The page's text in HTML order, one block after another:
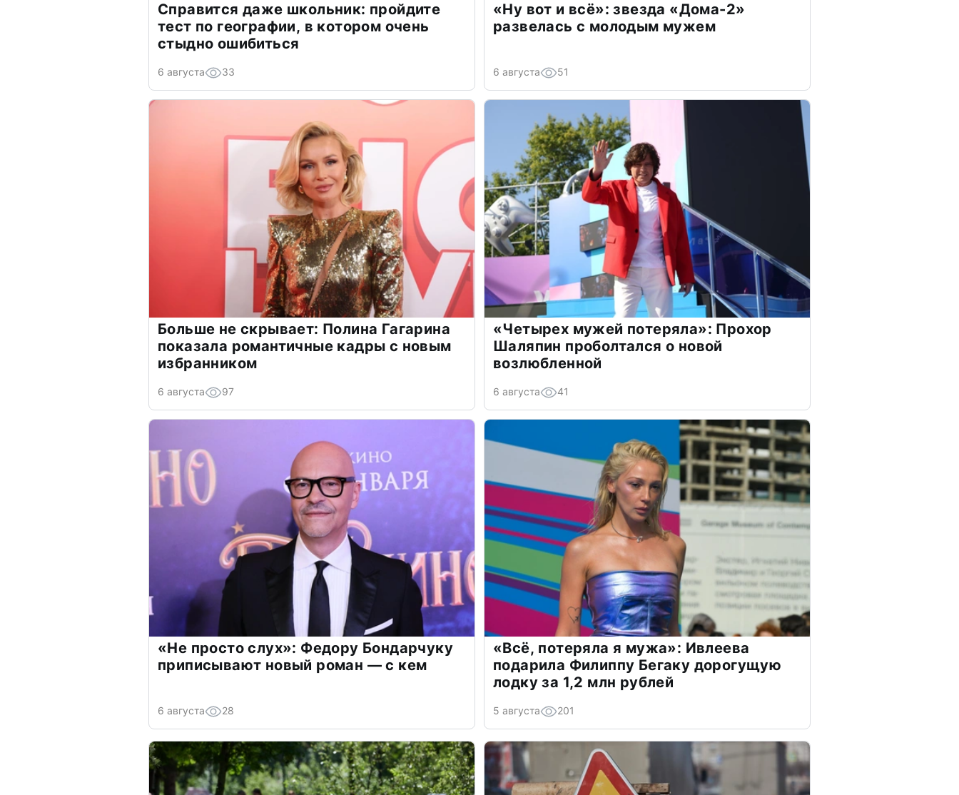
Справится даже школьник: пройдите
тест по географии, в котором очень
стыдно ошибиться
6 августа 33
«Ну вот и всё»: звезда «Дома-2»
развелась с молодым мужем
6 августа 51
Больше не скрывает: Полина Гагарина
показала романтичные кадры с новым
избранником
6 августа 97
«Четырех мужей потеряла»: Прохор
Шаляпин проболтался о новой
возлюбленной
6 августа 41
«Не просто слух»: Федору Бондарчуку
приписывают новый роман — с кем
6 августа 28
«Всё, потеряла я мужа»: Ивлеева
подарила Филиппу Бегаку дорогущую
лодку за 1,2 млн рублей
5 августа 201